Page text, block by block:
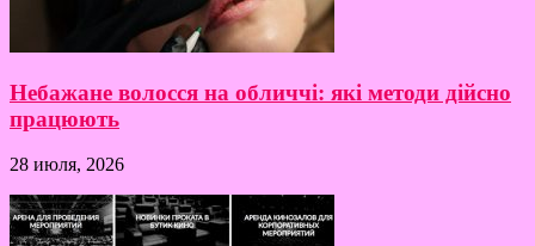
Небажане волосся на обличчі: які методи дійсно
працюють
28 июля, 2026